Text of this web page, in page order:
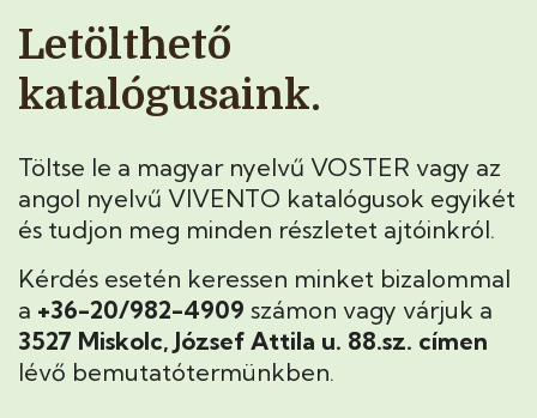
Letölthető
katalógusaink.
Töltse le a magyar nyelvű VOSTER vagy az
angol nyelvű VIVENTO katalógusok egyikét
és tudjon meg minden részletet ajtóinkról.
Kérdés esetén keressen minket bizalommal
a +36-20/982-4909 számon vagy várjuk a
3527 Miskolc, József Attila u. 88.sz. címen
lévő bemutatótermünkben.